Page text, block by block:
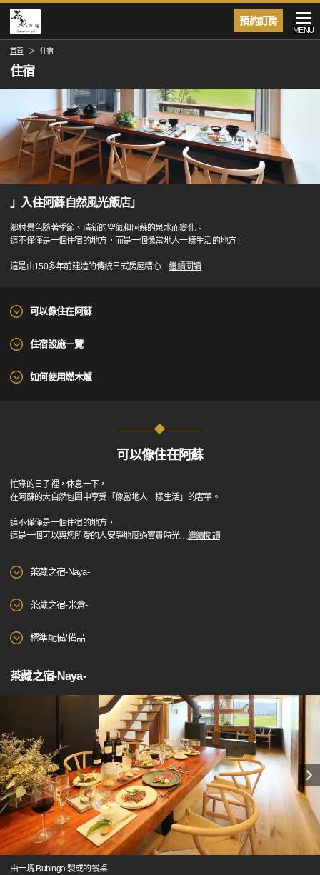
預約訂房
MENU
首頁 住宿
住宿
」入住阿蘇自然風光飯店」
鄉村景色隨著季節、清新的空氣和阿蘇的泉水而變化。
這不僅僅是一個住宿的地方，而是一個像當地人一樣生活的地方。
這是由150多年前建造的傳統日式房屋精心…繼續閱讀
可以像住在阿蘇
住宿設施一覽
如何使用燃木爐
可以像住在阿蘇
忙碌的日子裡，休息一下，
在阿蘇的大自然包圍中享受「像當地人一樣生活」的奢華。
這不僅僅是一個住宿的地方，
這是一個可以與您所愛的人安靜地度過寶貴時光…繼續閱讀
茶藏之宿-Naya-
茶藏之宿-米倉-
標準配備/備品
茶藏之宿-Naya-
由一塊 Bubinga 製成的餐桌